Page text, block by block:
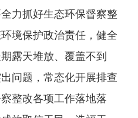
抓好生态环保督察整
境保护政治责任，健全
露天堆放、覆盖不到
问题，常态化开展排查
整改各项工作落地落